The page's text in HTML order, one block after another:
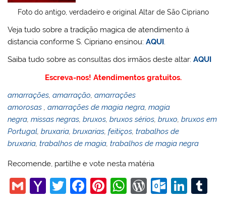
Foto do antigo, verdadeiro e original Altar de São Cipriano
Veja tudo sobre a tradição magica de atendimento á
distancia conforme S. Cipriano ensinou:AQUI.
Saiba tudo sobre as consultas dos irmãos deste altar:AQUI
Escreva-nos! Atendimentos gratuitos.
amarrações,amarração,amarrações
amorosas ,amarrações de magia negra,magia
negra,missas negras,bruxos,bruxos sérios,bruxo,bruxos em
Portugal,bruxaria,bruxarias,feitiços,trabalhos de
bruxaria,trabalhos de magia,trabalhos de magia negra
Recomende, partilhe e vote nesta matéria
G
Y
T
F
Pi W W O
Li